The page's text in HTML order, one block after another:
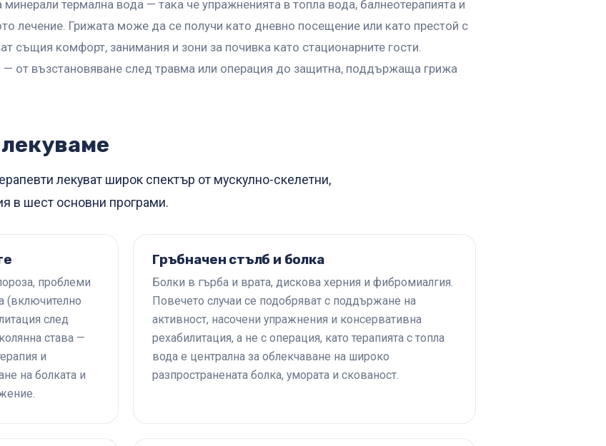
минерали термална вода — така че упражненията в топла вода, балнеотерапията и
лечение. Грижата може да се получи като дневно посещение или като престой с
същия комфорт, занимания и зони за почивка като стационарните гости.
— от възстановяване след травма или операция до защитна, поддържаща грижа
лекуват широк спектър от мускулно-скелетни,
в шест основни програми.
проблеми
(включително
след
става —
и
на болката и
Гръбначен стълб и болка
Болки в гърба и врата, дискова херния и фибромиалгия.
Повечето случаи се подобряват с поддържане на
активност, насочени упражнения и консервативна
рехабилитация, а не с операция, като терапията с топла
вода е централна за облекчаване на широко
разпространената болка, умората и скованост.